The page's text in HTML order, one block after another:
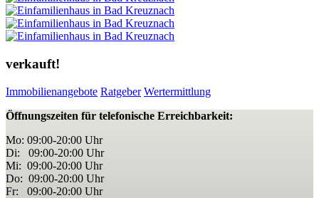
verkauft!
Immobilienangebote Ratgeber Wertermittlung
Öffnungszeiten für telefonische Erreichbarkeit:
Mo: 09:00-20:00 Uhr
Di: 09:00-20:00 Uhr
Mi: 09:00-20:00 Uhr
Do: 09:00-20:00 Uhr
Fr: 09:00-20:00 Uhr